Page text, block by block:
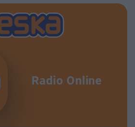
Radio Online